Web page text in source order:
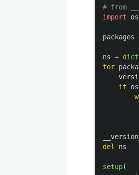
import
os
packages
ns = dict
for
if os
del
ns
setup(